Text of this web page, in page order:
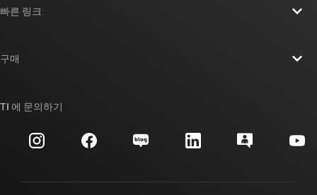
투자 관계
제조
빠른 링크
대체품 검색
고객 지원 센터
구매
주문 FAQ
TI 에 문의하기